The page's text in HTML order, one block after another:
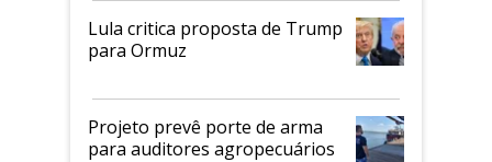
Lula critica proposta de Trump
para Ormuz
Projeto prevê porte de arma
para auditores agropecuários